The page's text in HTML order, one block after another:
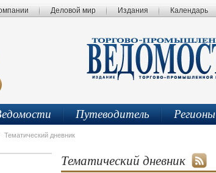
Деловой мир Издания Календарь
Путеводитель Регионы
Тематический дневник
Тематический дневник